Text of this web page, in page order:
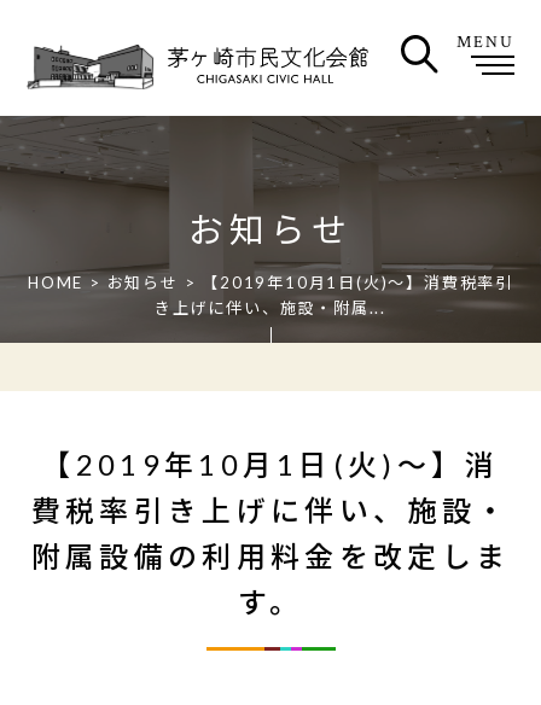
MENU
お知らせ
HOME > お知らせ
> 【2019年10月1日(火)～】消費税率引
き上げに伴い、施設・附属...
【2019年10月1日(火)～】消
費税率引き上げに伴い、施設・
附属設備の利用料金を改定しま
す。